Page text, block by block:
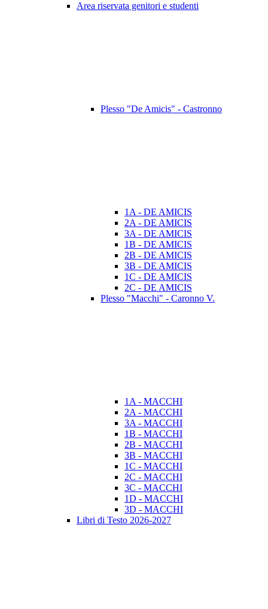
Area riservata genitori e studenti
Plesso "De Amicis" - Castronno
1A - DE AMICIS
2A - DE AMICIS
3A - DE AMICIS
1B - DE AMICIS
2B - DE AMICIS
3B - DE AMICIS
1C - DE AMICIS
2C - DE AMICIS
Plesso "Macchi" - Caronno V.
1A - MACCHI
2A - MACCHI
3A - MACCHI
1B - MACCHI
2B - MACCHI
3B - MACCHI
1C - MACCHI
2C - MACCHI
3C - MACCHI
1D - MACCHI
3D - MACCHI
Libri di Testo 2026-2027